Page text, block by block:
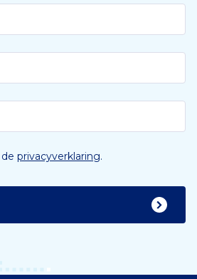
privacyverklaring.